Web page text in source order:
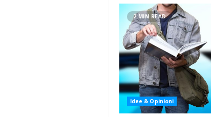
2 MIN READ
Idee & Opinioni